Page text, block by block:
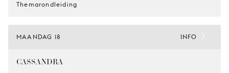
Themarondleiding
MAANDAG 18
CASSANDRA
INFO